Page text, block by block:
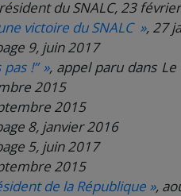
du SNALC, 23
victoire du SNALC », 27
9, juin 2017
!” », appel paru dans
2015
2015
8, janvier 2016
5, juin 2017
2015
de la République »,